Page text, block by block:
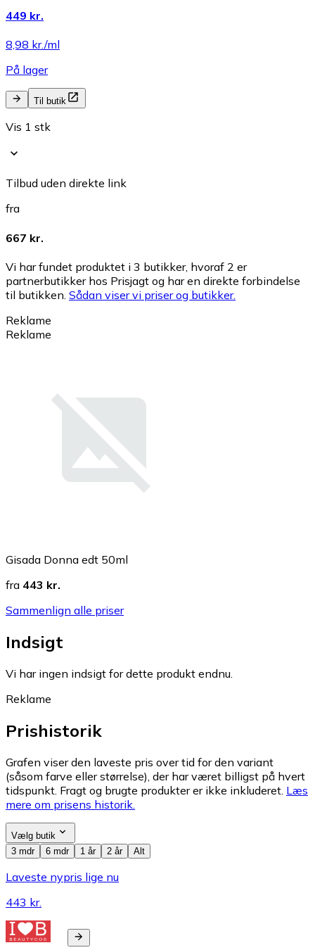
449 kr.
8,98 kr./ml
På lager
Til butik
Vis 1 stk
Tilbud uden direkte link
fra
667 kr.
Vi har fundet produktet i 3 butikker, hvoraf 2 er
partnerbutikker hos Prisjagt og har en direkte forbindelse
til butikken. Sådan viser vi priser og butikker.
Reklame
Reklame
Gisada Donna edt 50ml
fra 443 kr.
Sammenlign alle priser
Indsigt
Vi har ingen indsigt for dette produkt endnu.
Reklame
Prishistorik
Grafen viser den laveste pris over tid for den variant
(såsom farve eller størrelse), der har været billigst på hvert
tidspunkt. Fragt og brugte produkter er ikke inkluderet. Læs
mere om prisens historik.
Vælg butik
3 mdr
6 mdr 1 år 2 år Alt
Laveste nypris lige nu
443 kr.